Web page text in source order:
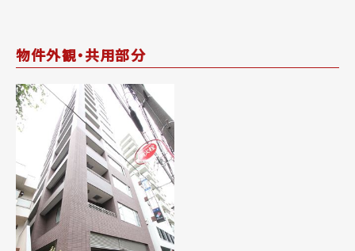
物件外観・共用部分